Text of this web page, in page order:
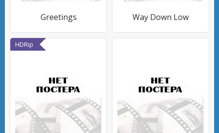
Greetings Way Down Low
HDRip